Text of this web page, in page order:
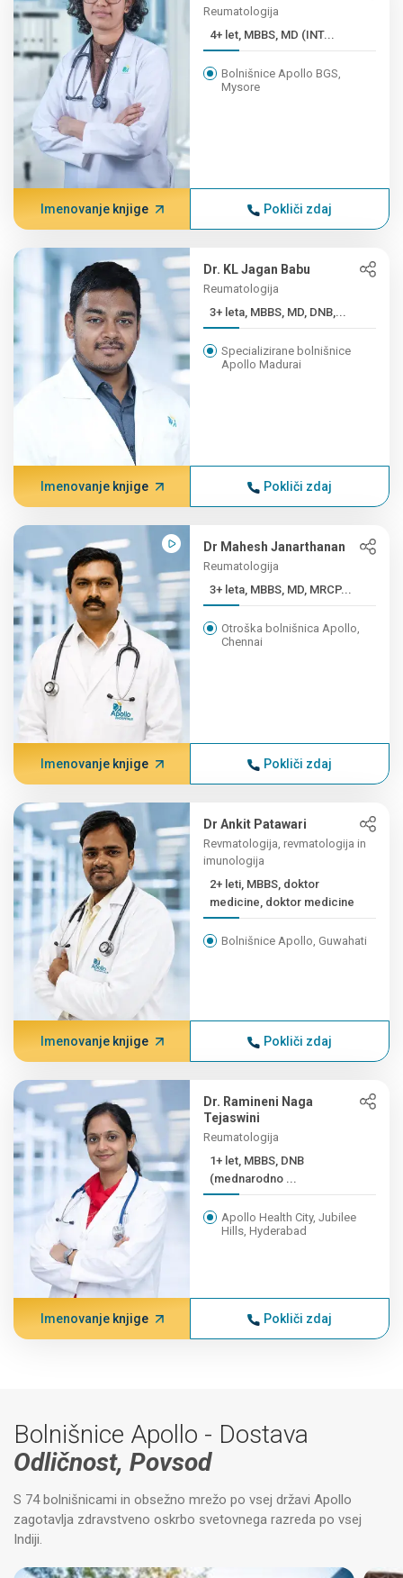
Reumatologija
4+ let, MBBS, MD (INT...
Bolnišnice Apollo BGS,
Mysore
Imenovanje knjige Pokliči zdaj
Dr. KL Jagan Babu
Reumatologija
3+ leta, MBBS, MD, DNB,...
Specializirane bolnišnice
Apollo Madurai
Imenovanje knjige Pokliči zdaj
Dr Mahesh Janarthanan
Reumatologija
3+ leta, MBBS, MD, MRCP...
Otroška bolnišnica Apollo,
Chennai
Imenovanje knjige Pokliči zdaj
Dr Ankit Patawari
Revmatologija, revmatologija in
imunologija
2+ leti, MBBS, doktor
medicine, doktor medicine
Bolnišnice Apollo, Guwahati
Imenovanje knjige Pokliči zdaj
Dr. Ramineni Naga
Tejaswini
Reumatologija
1+ let, MBBS, DNB
(mednarodno ...
Apollo Health City, Jubilee
Hills, Hyderabad
Imenovanje knjige Pokliči zdaj
Bolnišnice Apollo - Dostava
Odličnost, Povsod
S 74 bolnišnicami in obsežno mrežo po vsej državi Apollo
zagotavlja zdravstveno oskrbo svetovnega razreda po vsej
Indiji.